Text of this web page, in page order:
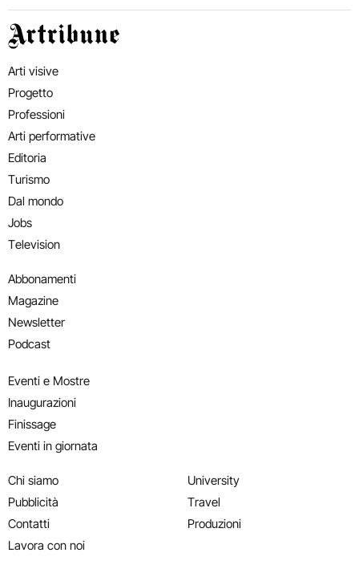
Artribune
Arti visive
Progetto
Professioni
Arti performative
Editoria
Turismo
Dal mondo
Jobs
Television
Abbonamenti
Magazine
Newsletter
Podcast
Eventi e Mostre
Inaugurazioni
Finissage
Eventi in giornata
Chi siamo
Pubblicità
Contatti
Lavora con noi
University
Travel
Produzioni